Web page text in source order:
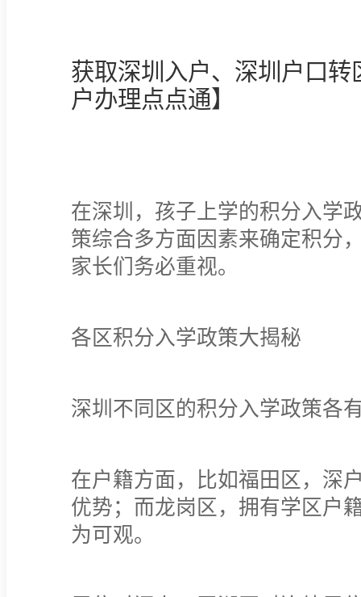
获取深圳入户、深圳户口
户办理点点通】
在深圳，孩子上学的积分入学
策综合多方面因素来确定积分
家长们务必重视。
各区积分入学政策大揭秘
深圳不同区的积分入学政策各
在户籍方面，比如福田区，深
优势；而龙岗区，拥有学区户
为可观。